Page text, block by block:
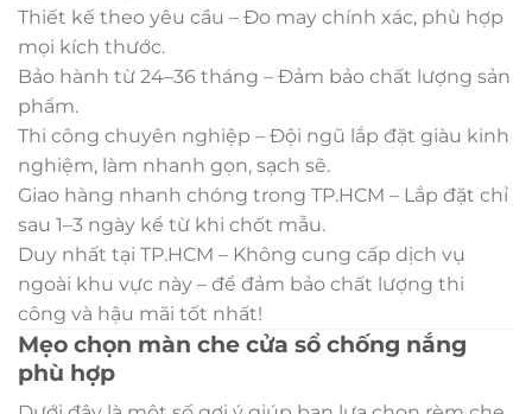
Thiết kế theo yêu cầu – Đo may chính xác, phù hợp
mọi kích thước.
Bảo hành từ 24–36 tháng – Đảm bảo chất lượng sản
phẩm.
Thi công chuyên nghiệp – Đội ngũ lắp đặt giàu kinh
nghiệm, làm nhanh gọn, sạch sẽ.
Giao hàng nhanh chóng trong TP.HCM – Lắp đặt chỉ
sau 1–3 ngày kể từ khi chốt mẫu.
Duy nhất tại TP.HCM – Không cung cấp dịch vụ
ngoài khu vực này – để đảm bảo chất lượng thi
công và hậu mãi tốt nhất!
Mẹo chọn màn che cửa sổ chống nắng
phù hợp